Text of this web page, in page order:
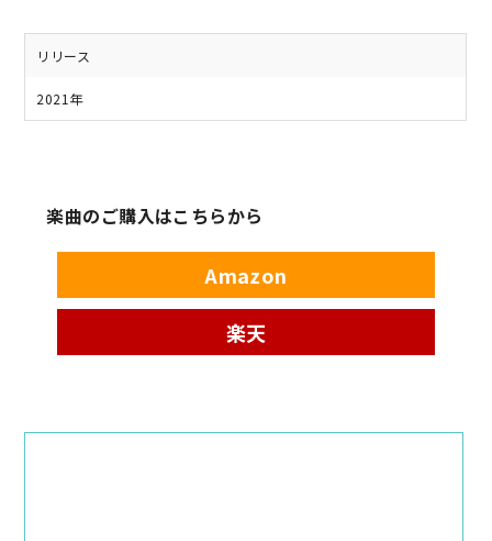
リリース
2021年
楽曲のご購入はこちらから
Amazon
楽天